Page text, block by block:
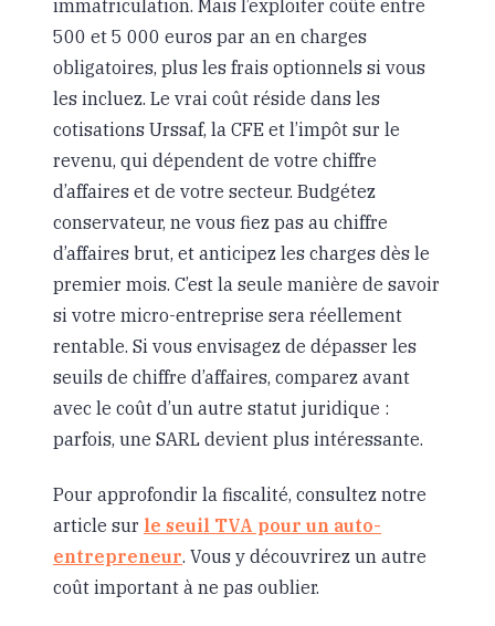
immatriculation. Mais l’exploiter coûte entre
500 et 5 000 euros par an en charges
obligatoires, plus les frais optionnels si vous
les incluez. Le vrai coût réside dans les
cotisations Urssaf, la CFE et l’impôt sur le
revenu, qui dépendent de votre chiffre
d’affaires et de votre secteur. Budgétez
conservateur, ne vous fiez pas au chiffre
d’affaires brut, et anticipez les charges dès le
premier mois. C’est la seule manière de savoir
si votre micro-entreprise sera réellement
rentable. Si vous envisagez de dépasser les
seuils de chiffre d’affaires, comparez avant
avec le coût d’un autre statut juridique :
parfois, une SARL devient plus intéressante.
Pour approfondir la fiscalité, consultez notre
article sur le seuil TVA pour un auto-
entrepreneur. Vous y découvrirez un autre
coût important à ne pas oublier.